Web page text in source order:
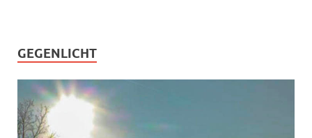
GEGENLICHT